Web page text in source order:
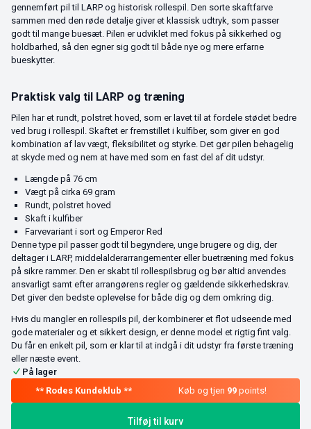
gennemført pil til LARP og historisk rollespil. Den sorte skaftfarve
sammen med den røde detalje giver et klassisk udtryk, som passer
godt til mange buesæt. Pilen er udviklet med fokus på sikkerhed og
holdbarhed, så den egner sig godt til både nye og mere erfarne
bueskytter.
Praktisk valg til LARP og træning
Pilen har et rundt, polstret hoved, som er lavet til at fordele stødet bedre
ved brug i rollespil. Skaftet er fremstillet i kulfiber, som giver en god
kombination af lav vægt, fleksibilitet og styrke. Det gør pilen behagelig
at skyde med og nem at have med som en fast del af dit udstyr.
Længde på 76 cm
Vægt på cirka 69 gram
Rundt, polstret hoved
Skaft i kulfiber
Farvevariant i sort og Emperor Red
Denne type pil passer godt til begyndere, unge brugere og dig, der
deltager i LARP, middelalderarrangementer eller buetræning med fokus
på sikre rammer. Den er skabt til rollespilsbrug og bør altid anvendes
ansvarligt samt efter arrangørens regler og gældende sikkerhedskrav.
Det giver den bedste oplevelse for både dig og dem omkring dig.
Hvis du mangler en rollespils pil, der kombinerer et flot udseende med
gode materialer og et sikkert design, er denne model et rigtig fint valg.
Du får en enkelt pil, som er klar til at indgå i dit udstyr fra første træning
eller næste event.
På lager
Køb og tjen 99points!
Tilføj til kurv